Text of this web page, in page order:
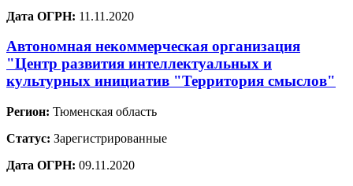
Дата ОГРН: 11.11.2020
Автономная некоммерческая организация
"Центр развития интеллектуальных и
культурных инициатив "Территория смыслов"
Регион: Тюменская область
Статус: Зарегистрированные
Дата ОГРН: 09.11.2020